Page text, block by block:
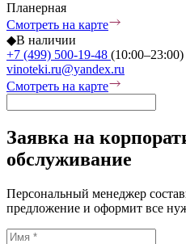
Планерная
Смотреть на карте
◆В наличии
+7 (499) 500-19-48 (10:00–23:00)
vinoteki.ru@yandex.ru
Смотреть на карте
Заявка на
обслуживание
Персональный менеджер
предложение и оформит все